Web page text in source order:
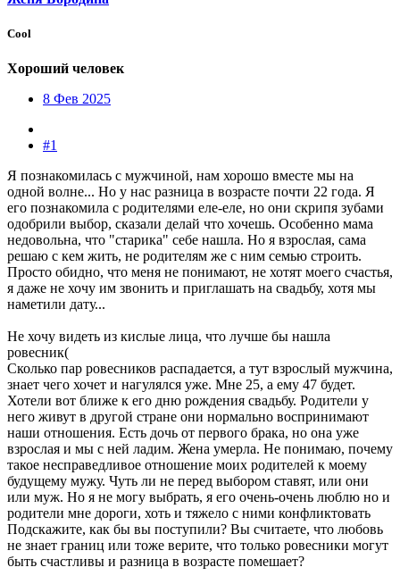
Cool
Хороший человек
8 Фев 2025
#1
Я познакомилась с мужчиной, нам хорошо вместе мы на
одной волне... Но у нас разница в возрасте почти 22 года. Я
его познакомила с родителями еле-еле, но они скрипя зубами
одобрили выбор, сказали делай что хочешь. Особенно мама
недовольна, что "старика" себе нашла. Но я взрослая, сама
решаю с кем жить, не родителям же с ним семью строить.
Просто обидно, что меня не понимают, не хотят моего счастья,
я даже не хочу им звонить и приглашать на свадьбу, хотя мы
наметили дату...
Не хочу видеть из кислые лица, что лучше бы нашла
ровесник(
Сколько пар ровесников распадается, а тут взрослый мужчина,
знает чего хочет и нагулялся уже. Мне 25, а ему 47 будет.
Хотели вот ближе к его дню рождения свадьбу. Родители у
него живут в другой стране они нормально воспринимают
наши отношения. Есть дочь от первого брака, но она уже
взрослая и мы с ней ладим. Жена умерла. Не понимаю, почему
такое несправедливое отношение моих родителей к моему
будущему мужу. Чуть ли не перед выбором ставят, или они
или муж. Но я не могу выбрать, я его очень-очень люблю но и
родители мне дороги, хоть и тяжело с ними конфликтовать
Подскажите, как бы вы поступили? Вы считаете, что любовь
не знает границ или тоже верите, что только ровесники могут
быть счастливы и разница в возрасте помешает?